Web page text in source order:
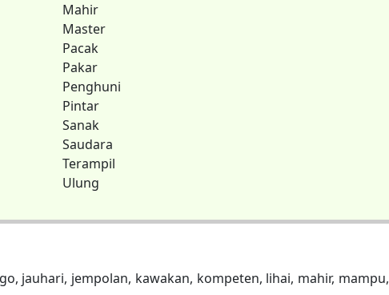
Mahir
Master
Pacak
Pakar
Penghuni
Pintar
Sanak
Saudara
Terampil
Ulung
jauhari, jempolan, kawakan, kompeten, lihai, mahir, mampu,